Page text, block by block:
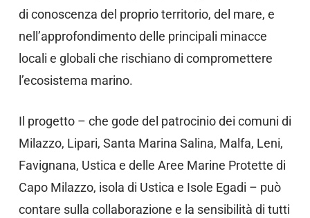
di conoscenza del proprio territorio, del mare, e
nell’approfondimento delle principali minacce
locali e globali che rischiano di compromettere
l’ecosistema marino.
Il progetto – che gode del patrocinio dei comuni di
Milazzo, Lipari, Santa Marina Salina, Malfa, Leni,
Favignana, Ustica e delle Aree Marine Protette di
Capo Milazzo, isola di Ustica e Isole Egadi – può
contare sulla collaborazione e la sensibilità di tutti